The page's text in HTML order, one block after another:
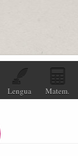
Lengua Matem.